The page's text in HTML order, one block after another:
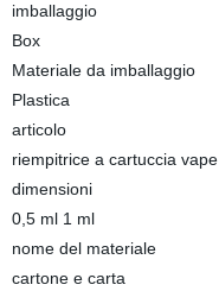
imballaggio
Box
Materiale da imballaggio
Plastica
articolo
riempitrice a cartuccia vape
dimensioni
0,5 ml 1 ml
nome del materiale
cartone e carta